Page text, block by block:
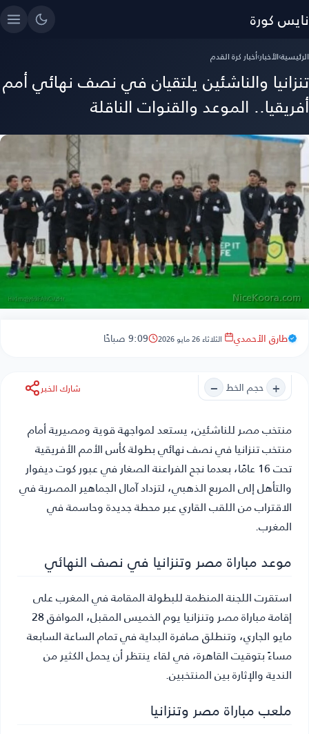
نايس كورة
الرئيسية›الأخبار›أخبار كرة القدم
تنزانيا والناشئين يلتقيان في نصف نهائي أمم
أفريقيا.. الموعد والقنوات الناقلة
طارق الأحمدي الثلاثاء 26 مايو 2026 9:09 صباحًا
+ حجم الخط − شارك الخبر
منتخب مصر للناشئين، يستعد لمواجهة قوية ومصيرية أمام
منتخب تنزانيا في نصف نهائي بطولة كأس الأمم الأفريقية
تحت 16 عامًا، بعدما نجح الفراعنة الصغار في عبور كوت ديفوار
والتأهل إلى المربع الذهبي، لتزداد آمال الجماهير المصرية في
الاقتراب من اللقب القاري عبر محطة جديدة وحاسمة في
المغرب.
موعد مباراة مصر وتنزانيا في نصف النهائي
استقرت اللجنة المنظمة للبطولة المقامة في المغرب على
إقامة مباراة مصر وتنزانيا يوم الخميس المقبل، الموافق 28
مايو الجاري، وتنطلق صافرة البداية في تمام الساعة السابعة
مساءً بتوقيت القاهرة، في لقاء ينتظر أن يحمل الكثير من
الندية والإثارة بين المنتخبين.
ملعب مباراة مصر وتنزانيا